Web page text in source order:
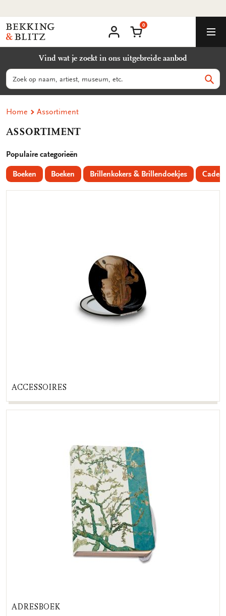
naar
content
Bekking
&
B.V.
account
Winkelmand
0
Vind wat je zoekt in ons uitgebreide aanbod
Zoeken
Home Assortiment
ASSORTIMENT
Populaire categorieën
Boeken Boeken Brillenkokers & Brillendoekjes
ACCESSOIRES
ADRESBOEK